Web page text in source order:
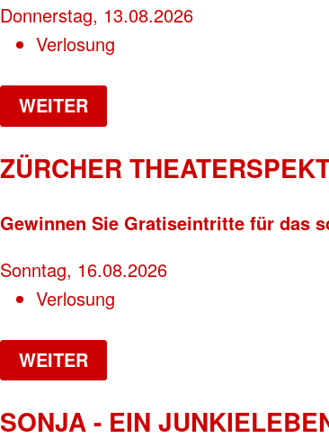
Donnerstag, 13.08.2026
Verlosung
WEITER
ZÜRCHER
Gewinnen Sie Gratiseintritte für das
Sonntag, 16.08.2026
Verlosung
WEITER
SONJA - EIN